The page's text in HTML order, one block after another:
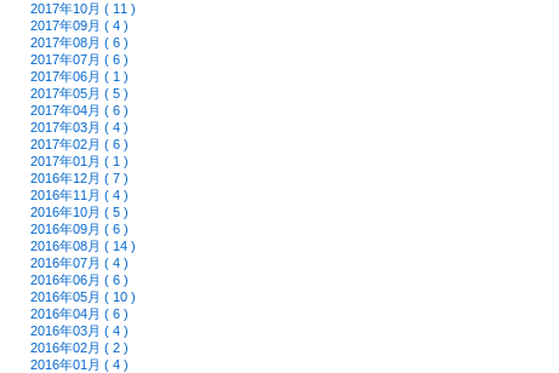
2017年10月 ( 11 )
2017年09月 ( 4 )
2017年08月 ( 6 )
2017年07月 ( 6 )
2017年06月 ( 1 )
2017年05月 ( 5 )
2017年04月 ( 6 )
2017年03月 ( 4 )
2017年02月 ( 6 )
2017年01月 ( 1 )
2016年12月 ( 7 )
2016年11月 ( 4 )
2016年10月 ( 5 )
2016年09月 ( 6 )
2016年08月 ( 14 )
2016年07月 ( 4 )
2016年06月 ( 6 )
2016年05月 ( 10 )
2016年04月 ( 6 )
2016年03月 ( 4 )
2016年02月 ( 2 )
2016年01月 ( 4 )